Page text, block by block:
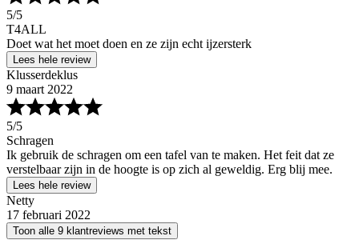
5/5
T4ALL
Doet wat het moet doen en ze zijn echt ijzersterk
Lees hele review
Klusserdeklus
9 maart 2022
5/5
Schragen
Ik gebruik de schragen om een tafel van te maken. Het feit dat ze
verstelbaar zijn in de hoogte is op zich al geweldig. Erg blij mee.
Lees hele review
Netty
17 februari 2022
Toon alle 9 klantreviews met tekst